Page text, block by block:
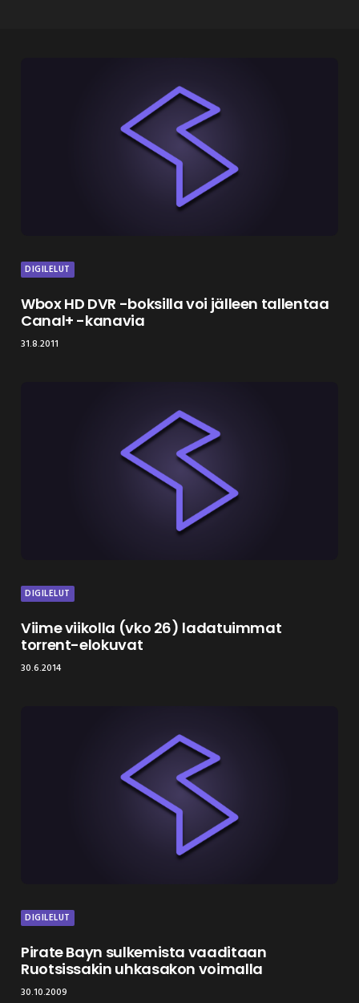
DIGILELUT
Wbox HD DVR -boksilla voi jälleen tallentaa
Canal+ -kanavia
31.8.2011
DIGILELUT
Viime viikolla (vko 26) ladatuimmat
torrent-elokuvat
30.6.2014
DIGILELUT
Pirate Bayn sulkemista vaaditaan
Ruotsissakin uhkasakon voimalla
30.10.2009